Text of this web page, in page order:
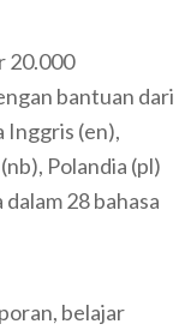
20.000
bantuan dari
Inggris (en),
Polandia (pl)
28 bahasa
belajar